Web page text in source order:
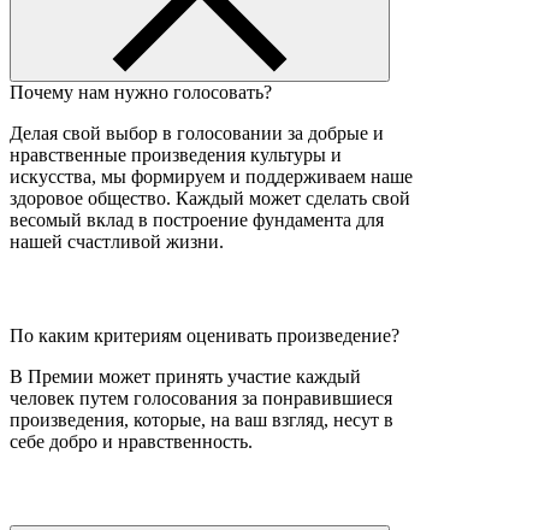
Почему нам нужно голосовать?
Делая свой выбор в голосовании за добрые и
нравственные произведения культуры и
искусства, мы формируем и поддерживаем наше
здоровое общество. Каждый может сделать свой
весомый вклад в построение фундамента для
нашей счастливой жизни.
По каким критериям оценивать произведение?
В Премии может принять участие каждый
человек путем голосования за понравившиеся
произведения, которые, на ваш взгляд, несут в
себе добро и нравственность.